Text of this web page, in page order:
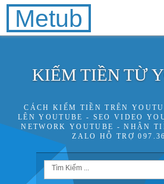
Metub
KIẾM TIỀN TỪ
CÁCH KIẾM TIỀN TRÊN
LÊN YOUTUBE - SEO VIDEO
NETWORK YOUTUBE - NHẬN
ZALO HỖ TRỢ